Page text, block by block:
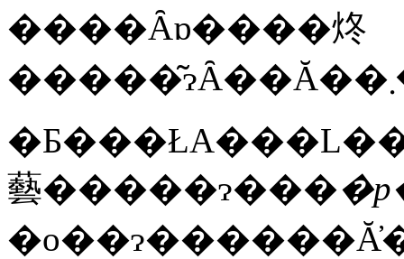
����Ȃɒ����炵
藝�����ɂ���